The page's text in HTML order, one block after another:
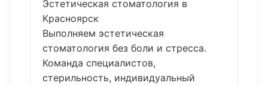
Эстетическая стоматология в
Красноярск
Выполняем эстетическая
стоматология без боли и стресса.
Команда специалистов,
стерильность, индивидуальный